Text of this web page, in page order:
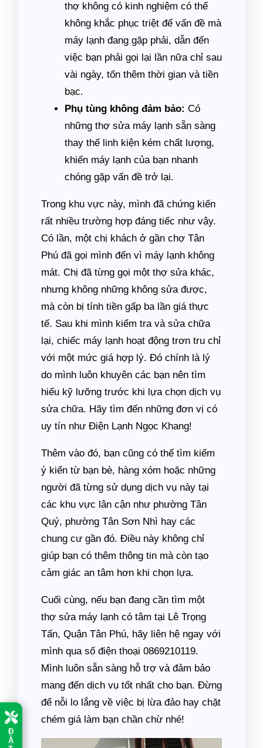
Đ
Ặ
thợ không có kinh nghiệm có thể
không khắc phục triệt để vấn đề mà
máy lạnh đang gặp phải, dẫn đến
việc bạn phải gọi lại lần nữa chỉ sau
vài ngày, tốn thêm thời gian và tiền
bạc.
Phụ tùng không đảm bảo: Có
những thợ sửa máy lạnh sẵn sàng
thay thế linh kiện kém chất lượng,
khiến máy lạnh của bạn nhanh
chóng gặp vấn đề trở lại.
Trong khu vực này, mình đã chứng kiến
rất nhiều trường hợp đáng tiếc như vậy.
Có lần, một chị khách ở gần chợ Tân
Phú đã gọi mình đến vì máy lạnh không
mát. Chị đã từng gọi một thợ sửa khác,
nhưng không những không sửa được,
mà còn bị tính tiền gấp ba lần giá thực
tế. Sau khi mình kiểm tra và sửa chữa
lại, chiếc máy lạnh hoạt động trơn tru chỉ
với một mức giá hợp lý. Đó chính là lý
do mình luôn khuyên các bạn nên tìm
hiểu kỹ lưỡng trước khi lựa chọn dịch vụ
sửa chữa. Hãy tìm đến những đơn vị có
uy tín như Điện Lạnh Ngọc Khang!
Thêm vào đó, bạn cũng có thể tìm kiếm
ý kiến từ bạn bè, hàng xóm hoặc những
người đã từng sử dụng dịch vụ này tại
các khu vực lân cận như phường Tân
Quý, phường Tân Sơn Nhì hay các
chung cư gần đó. Điều này không chỉ
giúp bạn có thêm thông tin mà còn tạo
cảm giác an tâm hơn khi chọn lựa.
Cuối cùng, nếu bạn đang cần tìm một
thợ sửa máy lạnh có tâm tại Lê Trọng
Tấn, Quận Tân Phú, hãy liên hệ ngay với
mình qua số điện thoại 0869210119.
Mình luôn sẵn sàng hỗ trợ và đảm bảo
mang đến dịch vụ tốt nhất cho bạn. Đừng
để nỗi lo lắng về việc bị lừa đảo hay chặt
chém giá làm bạn chần chừ nhé!